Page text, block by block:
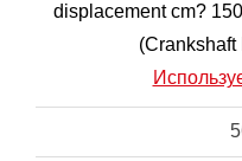
displacement cm?
(Crankshaft